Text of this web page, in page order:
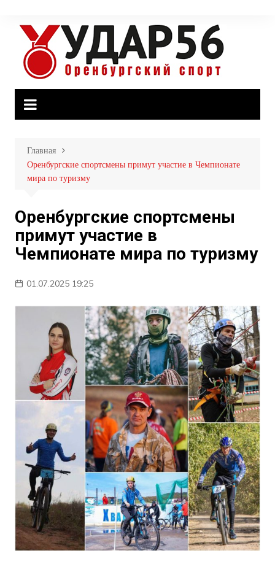
содержимому
Главная
Оренбургские спортсмены примут участие в Чемпионате
мира по туризму
Оренбургские спортсмены
примут участие в
Чемпионате мира по туризму
01.07.2025 19:25